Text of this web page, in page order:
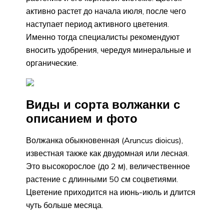
активно растет до начала июля, после чего
наступает период активного цветения.
Именно тогда специалисты рекомендуют
вносить удобрения, чередуя минеральные и
органические.
Виды и сорта волжанки с
описанием и фото
Волжанка обыкновенная (Aruncus dioicus),
известная также как двудомная или лесная.
Это высокорослое (до 2 м), величественное
растение с длинными 50 см соцветиями.
Цветение приходится на июнь-июль и длится
чуть больше месяца.